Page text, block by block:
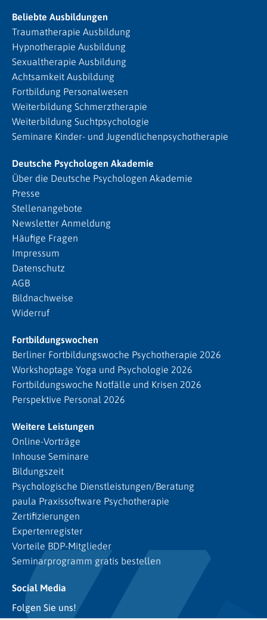
Beliebte Ausbildungen
Traumatherapie Ausbildung
Hypnotherapie Ausbildung
Sexualtherapie Ausbildung
Achtsamkeit Ausbildung
Fortbildung Personalwesen
Weiterbildung Schmerztherapie
Weiterbildung Suchtpsychologie
Seminare Kinder- und Jugendlichenpsychotherapie
Deutsche Psychologen Akademie
Über die Deutsche Psychologen Akademie
Presse
Stellenangebote
Newsletter Anmeldung
Häufige Fragen
Impressum
Datenschutz
AGB
Bildnachweise
Widerruf
Fortbildungswochen
Berliner Fortbildungswoche Psychotherapie 2026
Workshoptage Yoga und Psychologie 2026
Fortbildungswoche Notfälle und Krisen 2026
Perspektive Personal 2026
Weitere Leistungen
Online-Vorträge
Inhouse Seminare
Bildungszeit
Psychologische Dienstleistungen/Beratung
paula Praxissoftware Psychotherapie
Zertifizierungen
Expertenregister
Vorteile BDP-Mitglieder
Seminarprogramm gratis bestellen
Social Media
Folgen Sie uns!